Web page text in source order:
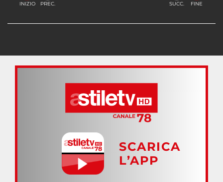
INIZIO PREC. SUCC. FINE
SCARICA
L’APP